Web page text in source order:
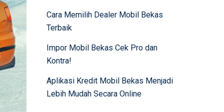
Cara Memilih Dealer Mobil Bekas
Terbaik
Impor Mobil Bekas Cek Pro dan
Kontra!
Aplikasi Kredit Mobil Bekas Menjadi
Lebih Mudah Secara Online